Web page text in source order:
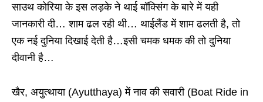
साउथ कोरिया के इस लड़के ने थाई बॉक्सिंग के बारे में यही
जानकारी दी… शाम ढल रही थी… थाईलैंड में शाम ढलती है, तो
एक नई दुनिया दिखाई देती है…इसी चमक धमक की तो दुनिया
दीवानी है…
खैर, अयुत्थाया (Ayutthaya) में नाव की सवारी (Boat Ride in